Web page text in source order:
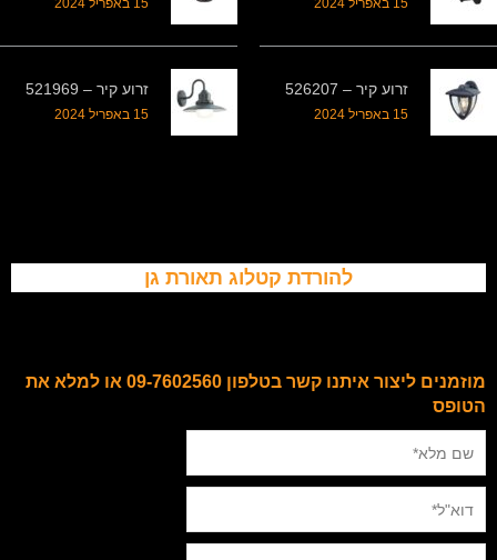
15 באפריל 2024 15 באפריל 2024
זרוע קיר – 526207
15 באפריל 2024
זרוע קיר – 521969
15 באפריל 2024
להורדת קטלוג תאורת גן
מוזמנים ליצור איתנו קשר בטלפון 09-7602560 או למלא את
הטופס